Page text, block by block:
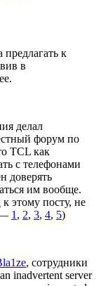
предлагать к
в
делал
форум по
TCL как
с телефонами
доверять
им вообще.
к этому посту, не
— 1 , 2, 3, 4, 5)
, сотрудники
inadvertent server